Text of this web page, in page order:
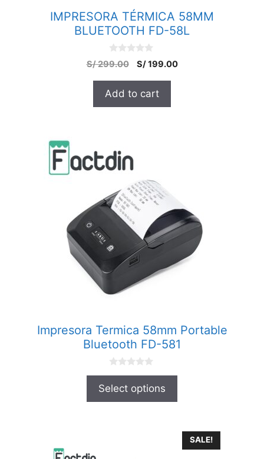
IMPRESORA TÉRMICA 58MM
BLUETOOTH FD-58L
0
o
o
5
S/299.00 S/199.00
Add to cart
Impresora Termica 58mm Portable
Bluetooth FD-581
0
u
Select options
SALE!